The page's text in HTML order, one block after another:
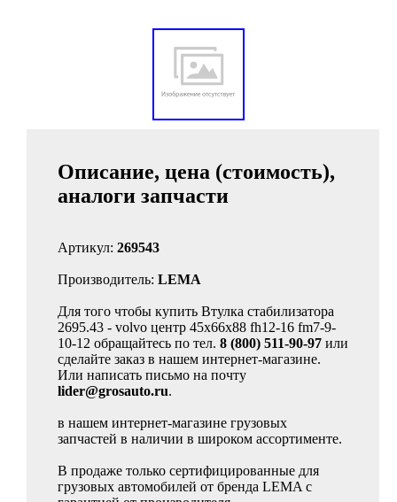
Описание, цена (стоимость),
аналоги запчасти
Артикул: 269543
Производитель: LEMA
Для того чтобы купить Втулка стабилизатора
2695.43 - volvo центр 45x66x88 fh12-16 fm7-9-
10-12 обращайтесь по тел. 8 (800) 511-90-97 или
сделайте заказ в нашем интернет-магазине.
Или написать письмо на почту
lider@grosauto.ru.
в нашем интернет-магазине грузовых
запчастей в наличии в широком ассортименте.
В продаже только сертифицированные для
грузовых автомобилей от бренда LEMA с